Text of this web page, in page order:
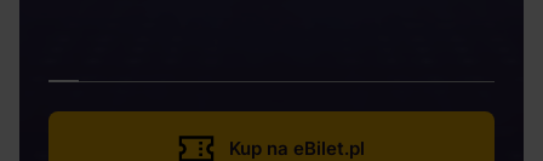
Kup na eBilet.pl